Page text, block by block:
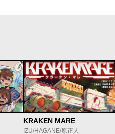
KRAKEN MARE
IZU/HAGANE/原正人